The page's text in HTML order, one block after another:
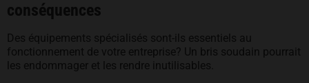
conséquences
Des équipements spécialisés sont-ils essentiels au
fonctionnement de votre entreprise? Un bris soudain pourrait
les endommager et les rendre inutilisables.